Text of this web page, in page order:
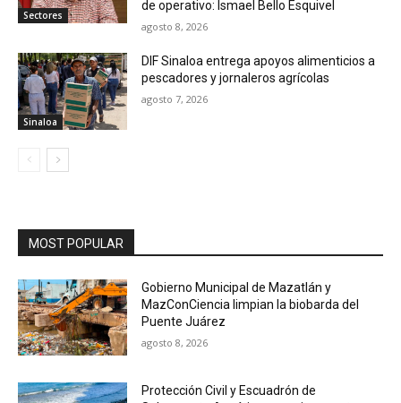
Sectores
de operativo: Ismael Bello Esquivel
agosto 8, 2026
Sinaloa
DIF Sinaloa entrega apoyos alimenticios a
pescadores y jornaleros agrícolas
agosto 7, 2026
MOST POPULAR
Gobierno Municipal de Mazatlán y
MazConCiencia limpian la biobarda del
Puente Juárez
agosto 8, 2026
Protección Civil y Escuadrón de